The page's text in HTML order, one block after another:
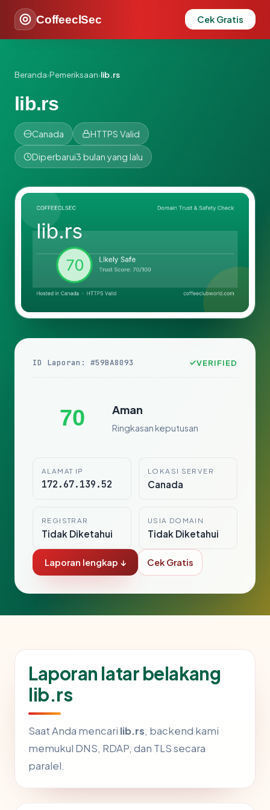
CoffeeclSec Cek Gratis
Beranda›Pemeriksaan›lib.rs
lib.rs
Canada HTTPS Valid
Diperbarui3 bulan yang lalu
ID Laporan: #59BA8093 VERIFIED
70 Aman
Ringkasan keputusan
ALAMAT IP
172.67.139.52
LOKASI SERVER
Canada
REGISTRAR
Tidak Diketahui
USIA DOMAIN
Tidak Diketahui
Laporan lengkap ↓ Cek Gratis
Laporan latar belakang
lib.rs
Saat Anda mencari lib.rs, backend kami
memukul DNS, RDAP, dan TLS secara
paralel.